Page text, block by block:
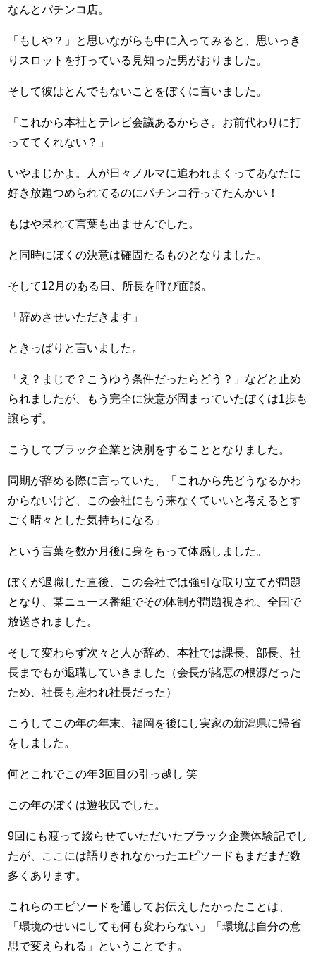
なんとパチンコ店。
「もしや？」と思いながらも中に入ってみると、思いっき
りスロットを打っている見知った男がおりました。
そして彼はとんでもないことをぼくに言いました。
「これから本社とテレビ会議あるからさ。お前代わりに打
っててくれない？」
いやまじかよ。人が日々ノルマに追われまくってあなたに
好き放題つめられてるのにパチンコ行ってたんかい！
もはや呆れて言葉も出ませんでした。
と同時にぼくの決意は確固たるものとなりました。
そして12月のある日、所長を呼び面談。
「辞めさせいただきます」
ときっぱりと言いました。
「え？まじで？こうゆう条件だったらどう？」などと止め
られましたが、もう完全に決意が固まっていたぼくは1歩も
譲らず。
こうしてブラック企業と決別をすることとなりました。
同期が辞める際に言っていた、「これから先どうなるかわ
からないけど、この会社にもう来なくていいと考えるとす
ごく晴々とした気持ちになる」
という言葉を数か月後に身をもって体感しました。
ぼくが退職した直後、この会社では強引な取り立てが問題
となり、某ニュース番組でその体制が問題視され、全国で
放送されました。
そして変わらず次々と人が辞め、本社では課長、部長、社
長までもが退職していきました（会長が諸悪の根源だった
ため、社長も雇われ社長だった）
こうしてこの年の年末、福岡を後にし実家の新潟県に帰省
をしました。
何とこれでこの年3回目の引っ越し 笑
この年のぼくは遊牧民でした。
9回にも渡って綴らせていただいたブラック企業体験記でし
たが、ここには語りきれなかったエピソードもまだまだ数
多くあります。
これらのエピソードを通してお伝えしたかったことは、
「環境のせいにしても何も変わらない」「環境は自分の意
思で変えられる」ということです。